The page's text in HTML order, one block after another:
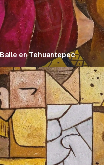
Baile en Tehuantepec